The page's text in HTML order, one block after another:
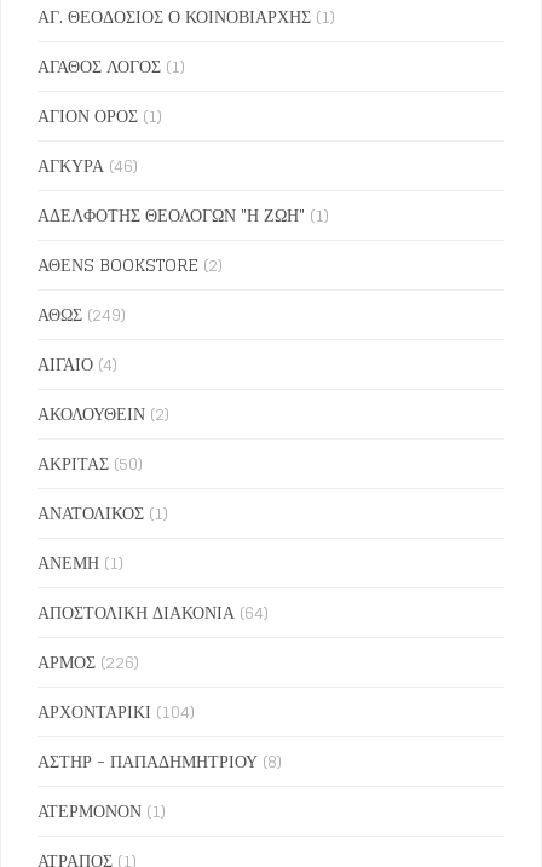
ΑΓ. ΘΕΟΔΟΣΙΟΣ Ο ΚΟΙΝΟΒΙΑΡΧΗΣ (1)
ΑΓΑΘΟΣ ΛΟΓΟΣ (1)
ΑΓΙΟΝ ΟΡΟΣ (1)
ΑΓΚΥΡΑ (46)
ΑΔΕΛΦΟΤΗΣ ΘΕΟΛΟΓΩΝ "Η ΖΩΗ" (1)
ΑΘΕΝS BOOKSTORE (2)
ΑΘΩΣ (249)
ΑΙΓΑΙΟ (4)
ΑΚΟΛΟΥΘΕΙΝ (2)
ΑΚΡΙΤΑΣ (50)
ΑΝΑΤΟΛΙΚΟΣ (1)
ΑΝΕΜΗ (1)
ΑΠΟΣΤΟΛΙΚΗ ΔΙΑΚΟΝΙΑ (64)
ΑΡΜΟΣ (226)
ΑΡΧΟΝΤΑΡΙΚΙ (104)
ΑΣΤΗΡ - ΠΑΠΑΔΗΜΗΤΡΙΟΥ (8)
ΑΤΕΡΜΟΝΟΝ (1)
ΑΤΡΑΠΟΣ (1)